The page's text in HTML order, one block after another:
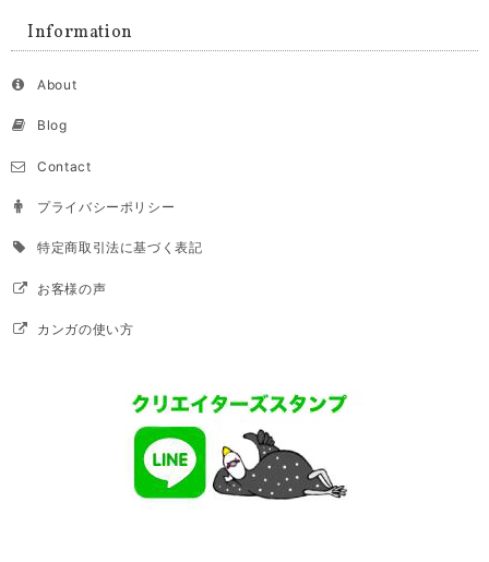
Information
About
Blog
Contact
プライバシーポリシー
特定商取引法に基づく表記
お客様の声
カンガの使い方